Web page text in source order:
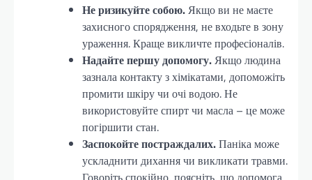
Не ризикуйте собою.Якщо ви не маєте
захисного спорядження, не входьте в зону
ураження. Краще викличте професіоналів.
Надайте першу допомогу.Якщо людина
зазнала контакту з хімікатами, допоможіть
промити шкіру чи очі водою. Не
використовуйте спирт чи масла – це може
погіршити стан.
Заспокойте постраждалих.Паніка може
ускладнити дихання чи викликати травми.